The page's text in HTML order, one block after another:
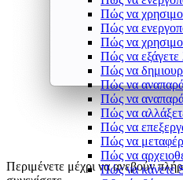
Πώς να
Πώς να
Πώς να
Πώς να εξάγετε
Πώς να
Πώς να
Πώς να
Πώς να
Πώς να
Πώς να
Πώς να
Πώς να κάνετε
Περιμένετε μέχρι να ανεβούν